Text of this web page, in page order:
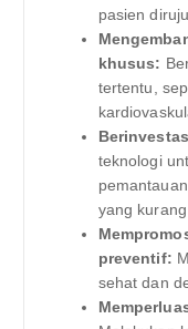
pasien
khusus:
tertentu,
teknologi
yang
preventif:
sehat dan